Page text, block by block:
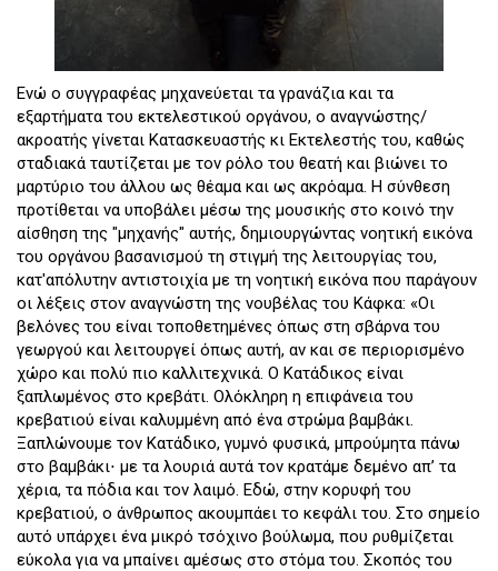
Eνώ ο συγγραφέας μηχανεύεται τα γρανάζια και τα
εξαρτήματα του εκτελεστικού οργάνου, ο αναγνώστης/
ακροατής γίνεται Κατασκευαστής κι Εκτελεστής του, καθώς
σταδιακά ταυτίζεται με τον ρόλο του θεατή και βιώνει το
μαρτύριο του άλλου ως θέαμα και ως ακρόαμα. Η σύνθεση
προτίθεται να υποβάλει μέσω της μουσικής στο κοινό την
αίσθηση της "μηχανής" αυτής, δημιουργώντας νοητική εικόνα
του οργάνου βασανισμού τη στιγμή της λειτουργίας του,
κατ'απόλυτην αντιστοιχία με τη νοητική εικόνα που παράγουν
οι λέξεις στον αναγνώστη της νουβέλας του Κάφκα: «Οι
βελόνες του είναι τοποθετηµένες όπως στη σβάρνα του
γεωργού και λειτουργεί όπως αυτή, αν και σε περιορισµένο
χώρο και πολύ πιο καλλιτεχνικά. Ο Κατάδικος είναι
ξαπλωµένος στο κρεβάτι. Ολόκληρη η επιφάνεια του
κρεβατιού είναι καλυµµένη από ένα στρώµα βαµβάκι.
Ξαπλώνουµε τον Κατάδικο, γυµνό φυσικά, µπρούµητα πάνω
στο βαµβάκι⋅ µε τα λουριά αυτά τον κρατάµε δεµένο απ’ τα
χέρια, τα πόδια και τον λαιµό. Εδώ, στην κορυφή του
κρεβατιού, ο άνθρωπος ακουµπάει το κεφάλι του. Στο σηµείο
αυτό υπάρχει ένα µικρό τσόχινο βούλωµα, που ρυθµίζεται
εύκολα για να µπαίνει αµέσως στο στόµα του. Σκοπός του